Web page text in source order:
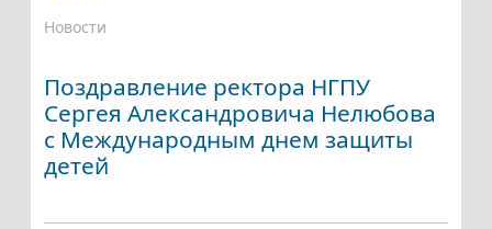
Новости
Поздравление ректора НГПУ
Сергея Александровича Нелюбова
с Международным днем защиты
детей